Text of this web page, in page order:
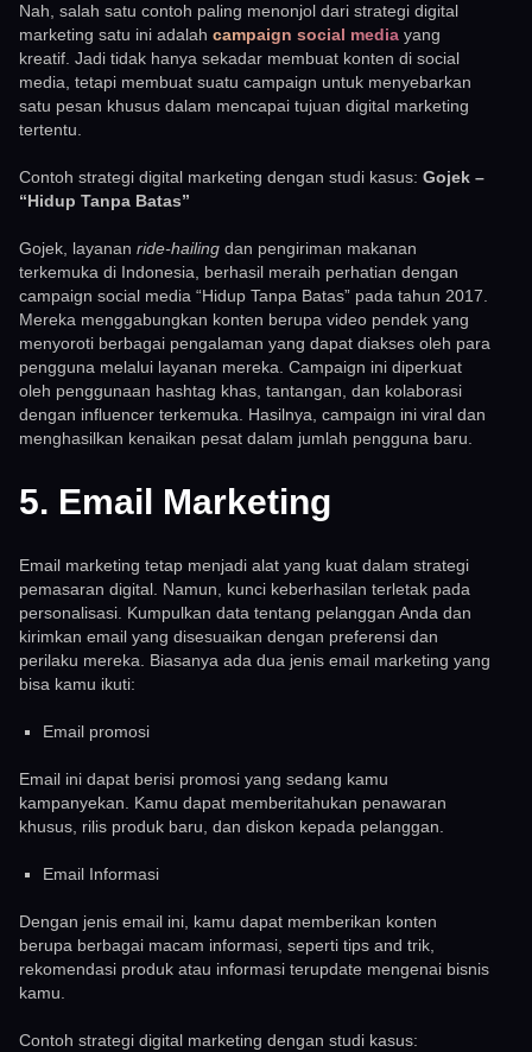
Nah, salah satu contoh paling menonjol dari strategi digital
marketing satu ini adalah campaign social media yang
kreatif. Jadi tidak hanya sekadar membuat konten di social
media, tetapi membuat suatu campaign untuk menyebarkan
satu pesan khusus dalam mencapai tujuan digital marketing
tertentu.
Contoh strategi digital marketing dengan studi kasus: Gojek –
“Hidup Tanpa Batas”
Gojek, layanan ride-hailing dan pengiriman makanan
terkemuka di Indonesia, berhasil meraih perhatian dengan
campaign social media “Hidup Tanpa Batas” pada tahun 2017.
Mereka menggabungkan konten berupa video pendek yang
menyoroti berbagai pengalaman yang dapat diakses oleh para
pengguna melalui layanan mereka. Campaign ini diperkuat
oleh penggunaan hashtag khas, tantangan, dan kolaborasi
dengan influencer terkemuka. Hasilnya, campaign ini viral dan
menghasilkan kenaikan pesat dalam jumlah pengguna baru.
5. Email Marketing
Email marketing tetap menjadi alat yang kuat dalam strategi
pemasaran digital. Namun, kunci keberhasilan terletak pada
personalisasi. Kumpulkan data tentang pelanggan Anda dan
kirimkan email yang disesuaikan dengan preferensi dan
perilaku mereka. Biasanya ada dua jenis email marketing yang
bisa kamu ikuti:
Email promosi
Email ini dapat berisi promosi yang sedang kamu
kampanyekan. Kamu dapat memberitahukan penawaran
khusus, rilis produk baru, dan diskon kepada pelanggan.
Email Informasi
Dengan jenis email ini, kamu dapat memberikan konten
berupa berbagai macam informasi, seperti tips and trik,
rekomendasi produk atau informasi terupdate mengenai bisnis
kamu.
Contoh strategi digital marketing dengan studi kasus: